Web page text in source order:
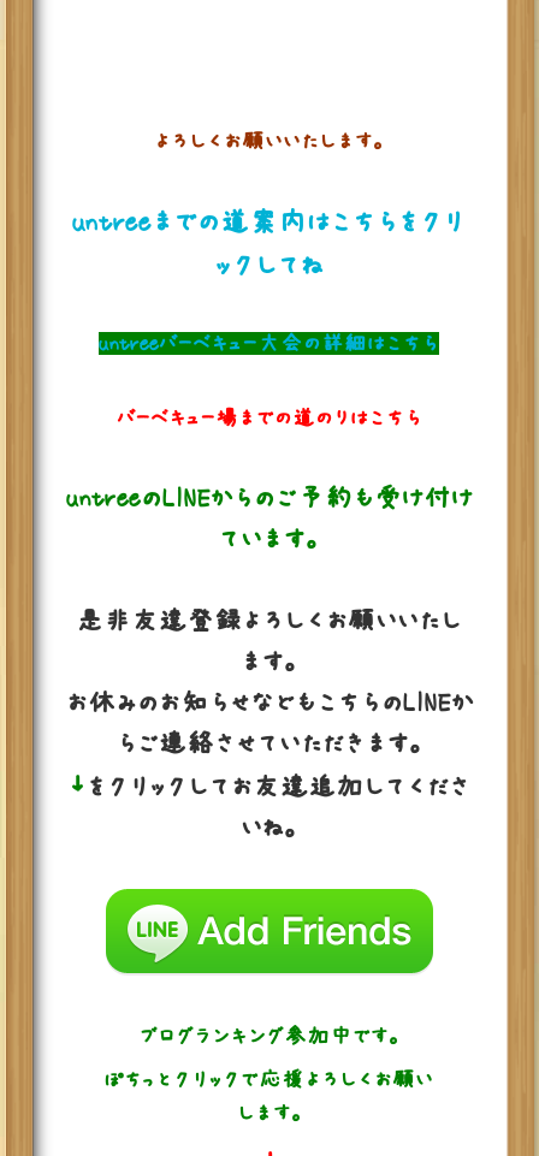
よろしくお願いいたします。
untreeまでの道案内はこちらをクリ
ックしてね
untreeバーベキュー大会の詳細はこちら
バーベキュー場までの道のりはこちら
untreeのLINEからのご予約も受け付け
ています。
是非友達登録よろしくお願いいたし
ます。
お休みのお知らせなどもこちらのLINEか
らご連絡させていただきます。
↓ をクリックしてお友達追加してくださ
いね。
ブログランキング参加中です。
ぽちっとクリックで応援よろしくお願い
します。